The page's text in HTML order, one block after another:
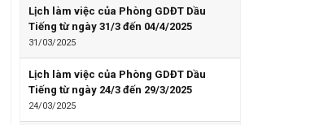
Lịch làm việc của Phòng GDĐT Dầu
Tiếng từ ngày 31/3 đến 04/4/2025
31/03/2025
Lịch làm việc của Phòng GDĐT Dầu
Tiếng từ ngày 24/3 đến 29/3/2025
24/03/2025